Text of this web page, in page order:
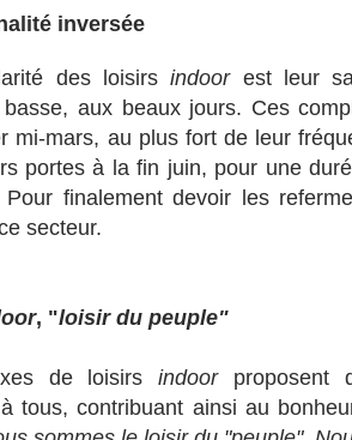
inversée
des loisirsindoorest leur
aux beaux jours. Ces
mi-mars, au plus fort de leur
portes à la fin juin, pour une
Pour finalement devoir les
secteur.
, "loisir du peuple"
de loisirsindoorproposent
tous, contribuant ainsi au